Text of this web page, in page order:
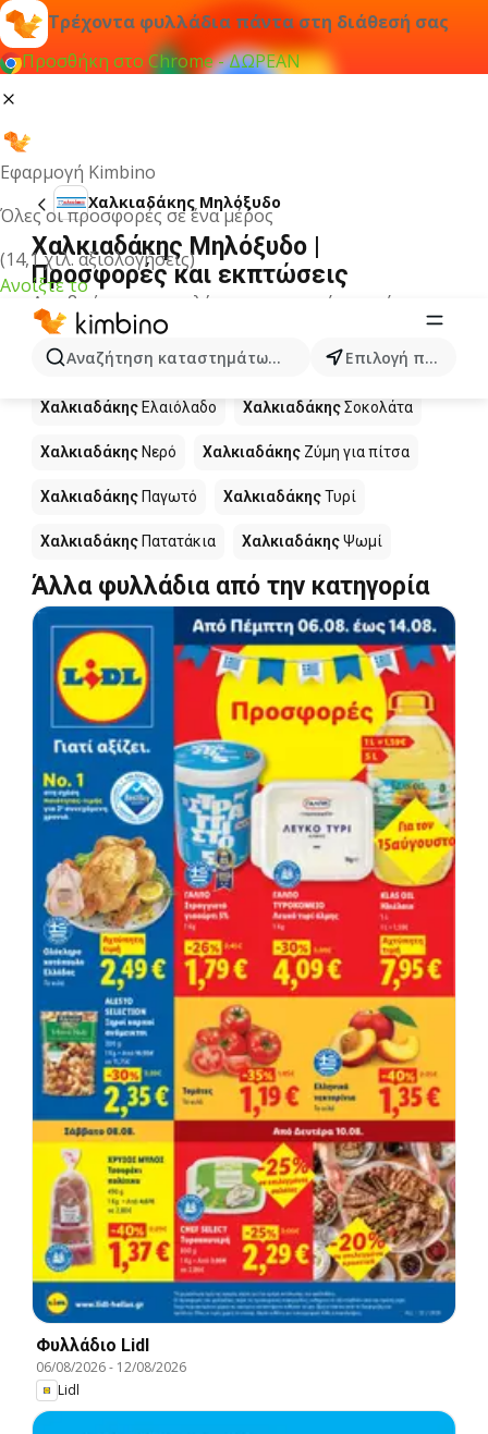
Τρέχοντα φυλλάδια πάντα στη διάθεσή σας
Προσθήκη στο Chrome - ΔΩΡΕΑΝ
Εφαρμογή Kimbino
Όλες οι προσφορές σε ένα μέρος
(14,1 χιλ. αξιολογήσεις)
Ανοίξτε το
Αναζήτηση καταστημάτων, κατηγοριών, προϊόντων...
Επιλογή πόλης
Χαλκιαδάκης Μηλόξυδο
Χαλκιαδάκης Μηλόξυδο |
Προσφορές και εκπτώσεις
Δεν βρήκαμε αποτελέσματα για αυτόν τον όρο.
Άλλα προϊόντα στα καταστήματα
Χαλκιαδάκης
Χαλκιαδάκης Ελαιόλαδο ΧαλκιαδάκηςΣοκολάτα
Χαλκιαδάκης Νερό Χαλκιαδάκης Ζύμη για πίτσα
Χαλκιαδάκης Παγωτό ΧαλκιαδάκηςΤυρί
Χαλκιαδάκης Πατατάκια ΧαλκιαδάκηςΨωμί
Άλλα φυλλάδια από την κατηγορία
Φυλλάδιο Lidl
06/08/2026- 12/08/2026
Lidl